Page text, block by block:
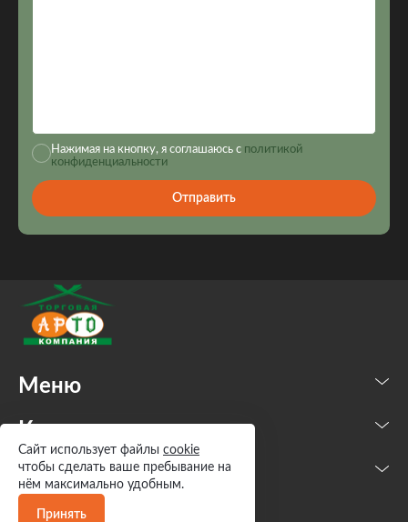
Нажимая на кнопку, я соглашаюсь с политикой
конфиденциальности
Отправить
Меню
Каталог
Контакты
Сайт использует файлы cookie
чтобы сделать ваше пребывание на
нём максимально удобным.
Принять